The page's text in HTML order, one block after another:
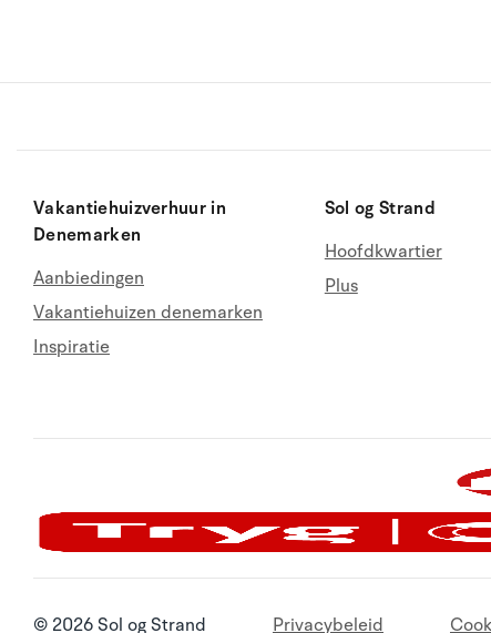
Vakantiehuizverhuur in
Denemarken
Aanbiedingen
Vakantiehuizen denemarken
Inspiratie
Sol og Strand
Hoofdkwartier
Plus
© 2026 Sol og Strand Privacybeleid